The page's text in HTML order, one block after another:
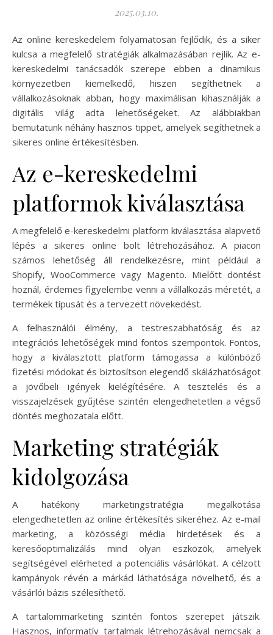
2025.03.10.
Az online kereskedelem folyamatosan fejlődik, és a siker
kulcsa a megfelelő stratégiák alkalmazásában rejlik. Az e-
kereskedelmi tanácsadók szerepe ebben a dinamikus
környezetben kiemelkedő, hiszen segíthetnek a
vállalkozásoknak abban, hogy maximálisan kihasználják a
digitális világ adta lehetőségeket. Az alábbiakban
bemutatunk néhány hasznos tippet, amelyek segíthetnek a
sikeres online értékesítésben.
Az e-kereskedelmi
platformok kiválasztása
A megfelelő e-kereskedelmi platform kiválasztása alapvető
lépés a sikeres online bolt létrehozásához. A piacon
számos lehetőség áll rendelkezésre, mint például a
Shopify, WooCommerce vagy Magento. Mielőtt döntést
hoznál, érdemes figyelembe venni a vállalkozás méretét, a
termékek típusát és a tervezett növekedést.
A felhasználói élmény, a testreszabhatóság és az
integrációs lehetőségek mind fontos szempontok. Fontos,
hogy a kiválasztott platform támogassa a különböző
fizetési módokat és biztosítson elegendő skálázhatóságot
a jövőbeli igények kielégítésére. A tesztelés és a
visszajelzések gyűjtése szintén elengedhetetlen a végső
döntés meghozatala előtt.
Marketing stratégiák
kidolgozása
A hatékony marketingstratégia megalkotása
elengedhetetlen az online értékesítés sikeréhez. Az e-mail
marketing, a közösségi média hirdetések és a
keresőoptimalizálás mind olyan eszközök, amelyek
segítségével elérheted a potenciális vásárlókat. A célzott
kampányok révén a márkád láthatósága növelhető, és a
vásárlói bázis szélesíthető.
A tartalommarketing szintén fontos szerepet játszik.
Hasznos, informatív tartalmak létrehozásával nemcsak a